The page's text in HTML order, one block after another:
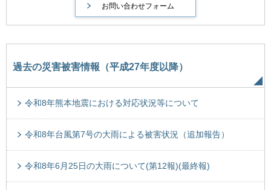
過去の災害被害情報（平成27年度以降）
令和8年熊本地震における対応状況等について
令和8年台風第7号の大雨による被害状況（追加報告）
令和8年6月25日の大雨について(第12報)(最終報)